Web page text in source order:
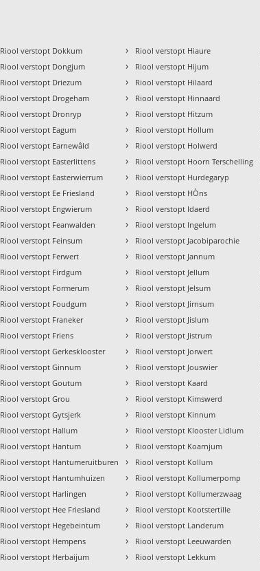
Riool verstopt Dokkum
Riool verstopt Dongjum
Riool verstopt Driezum
Riool verstopt Drogeham
Riool verstopt Dronryp
Riool verstopt Eagum
Riool verstopt Earnewâld
Riool verstopt Easterlittens
Riool verstopt Easterwierrum
Riool verstopt Ee Friesland
Riool verstopt Engwierum
Riool verstopt Feanwalden
Riool verstopt Feinsum
Riool verstopt Ferwert
Riool verstopt Firdgum
Riool verstopt Formerum
Riool verstopt Foudgum
Riool verstopt Franeker
Riool verstopt Friens
Riool verstopt Gerkesklooster
Riool verstopt Ginnum
Riool verstopt Goutum
Riool verstopt Grou
Riool verstopt Gytsjerk
Riool verstopt Hallum
Riool verstopt Hantum
Riool verstopt Hantumeruitburen
Riool verstopt Hantumhuizen
Riool verstopt Harlingen
Riool verstopt Hee Friesland
Riool verstopt Hegebeintum
Riool verstopt Hempens
Riool verstopt Herbaijum
› Riool verstopt Hiaure
› Riool verstopt Hijum
› Riool verstopt Hilaard
› Riool verstopt Hinnaard
› Riool verstopt Hitzum
› Riool verstopt Hollum
› Riool verstopt Holwerd
› Riool verstopt Hoorn Terschelling
› Riool verstopt Hurdegaryp
› Riool verstopt HÒns
› Riool verstopt Idaerd
› Riool verstopt Ingelum
› Riool verstopt Jacobiparochie
› Riool verstopt Jannum
› Riool verstopt Jellum
› Riool verstopt Jelsum
› Riool verstopt Jirnsum
› Riool verstopt Jislum
› Riool verstopt Jistrum
› Riool verstopt Jorwert
› Riool verstopt Jouswier
› Riool verstopt Kaard
› Riool verstopt Kimswerd
› Riool verstopt Kinnum
› Riool verstopt Klooster Lidlum
› Riool verstopt Koarnjum
› Riool verstopt Kollum
› Riool verstopt Kollumerpomp
› Riool verstopt Kollumerzwaag
› Riool verstopt Kootstertille
› Riool verstopt Landerum
› Riool verstopt Leeuwarden
› Riool verstopt Lekkum